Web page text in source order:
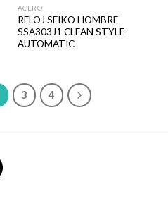
ACERO
RELOJ SEIKO HOMBRE
SSA303J1 CLEAN STYLE
AUTOMATIC
3 4